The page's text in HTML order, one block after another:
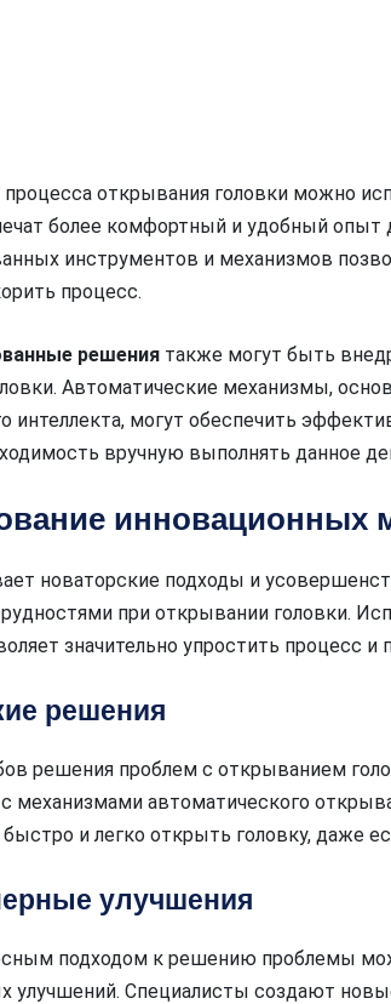
открывания головки можно
более комфортный и удобный опыт
инструментов и механизмов
процесс.
решения также могут быть
Автоматические механизмы,
интеллекта, могут обеспечить
вручную выполнять данное
инновационных
новаторские подходы и
при открывании головки.
значительно упростить процесс
решения
решения проблем с открыванием
механизмами автоматического
и легко открыть головку, даже
улучшения
подходом к решению проблемы
улучшений. Специалисты создают